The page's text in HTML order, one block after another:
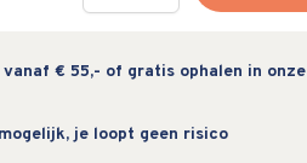
€ 55,- of gratis ophalen in onze
je loopt geen risico